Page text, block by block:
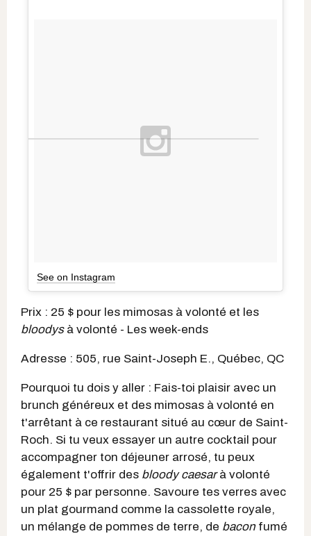
See on Instagram
Prix : 25 $ pour les mimosas à volonté et les
bloodys à volonté - Les week-ends
Adresse : 505, rue Saint-Joseph E., Québec, QC
Pourquoi tu dois y aller : Fais-toi plaisir avec un
brunch généreux et des mimosas à volonté en
t'arrêtant à ce restaurant situé au cœur de Saint-
Roch. Si tu veux essayer un autre cocktail pour
accompagner ton déjeuner arrosé, tu peux
également t'offrir des bloody caesarà volonté
pour 25 $ par personne. Savoure tes verres avec
un plat gourmand comme la cassolette royale,
un mélange de pommes de terre, de baconfumé